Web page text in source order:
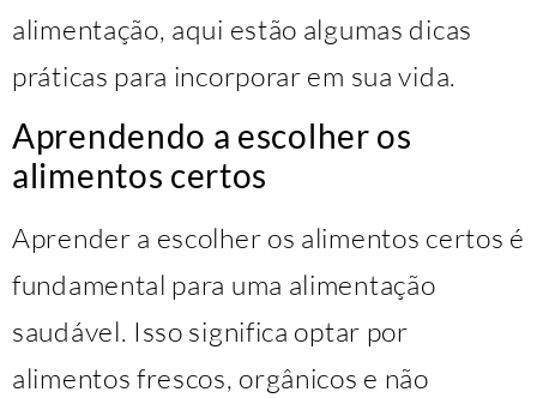
alimentação, aqui estão algumas dicas
práticas para incorporar em sua vida.
Aprendendo a escolher os
alimentos certos
Aprender a escolher os alimentos certos é
fundamental para uma alimentação
saudável. Isso significa optar por
alimentos frescos, orgânicos e não